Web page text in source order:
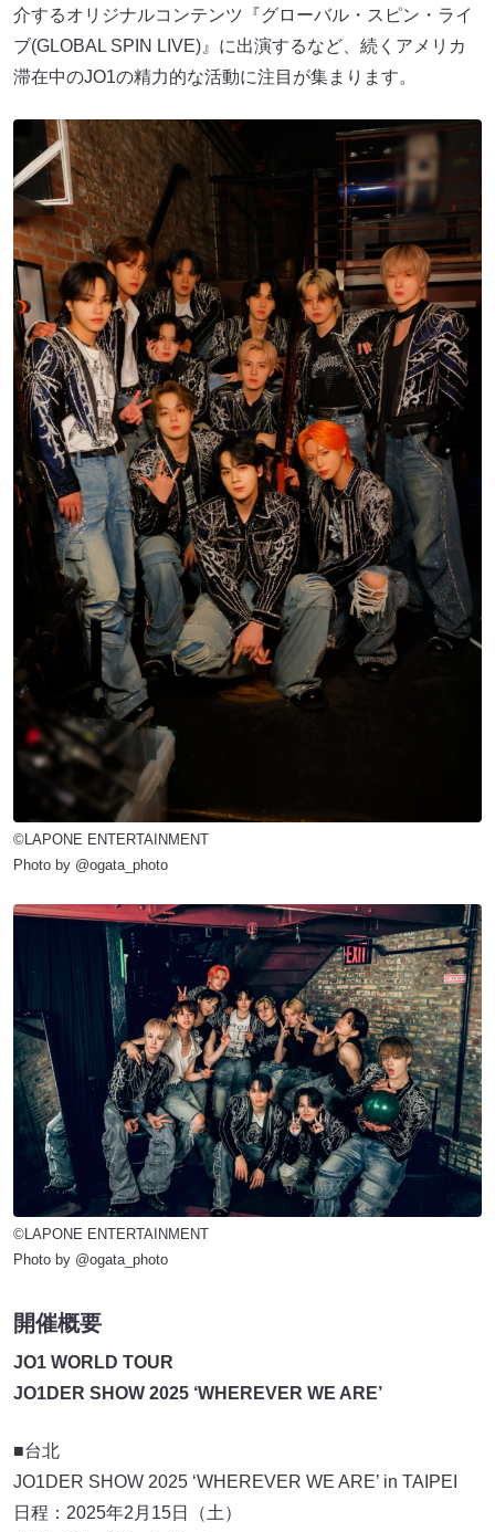
介するオリジナルコンテンツ『グローバル・スピン・ライ
ブ(GLOBAL SPIN LIVE)』に出演するなど、続くアメリカ
滞在中のJO1の精力的な活動に注目が集まります。
©LAPONE ENTERTAINMENT
Photo by @ogata_photo
©LAPONE ENTERTAINMENT
Photo by @ogata_photo
開催概要
JO1 WORLD TOUR
JO1DER SHOW 2025 ‘WHEREVER WE ARE’
■台北
JO1DER SHOW 2025 ‘WHEREVER WE ARE’ in TAIPEI
日程：2025年2月15日（土）